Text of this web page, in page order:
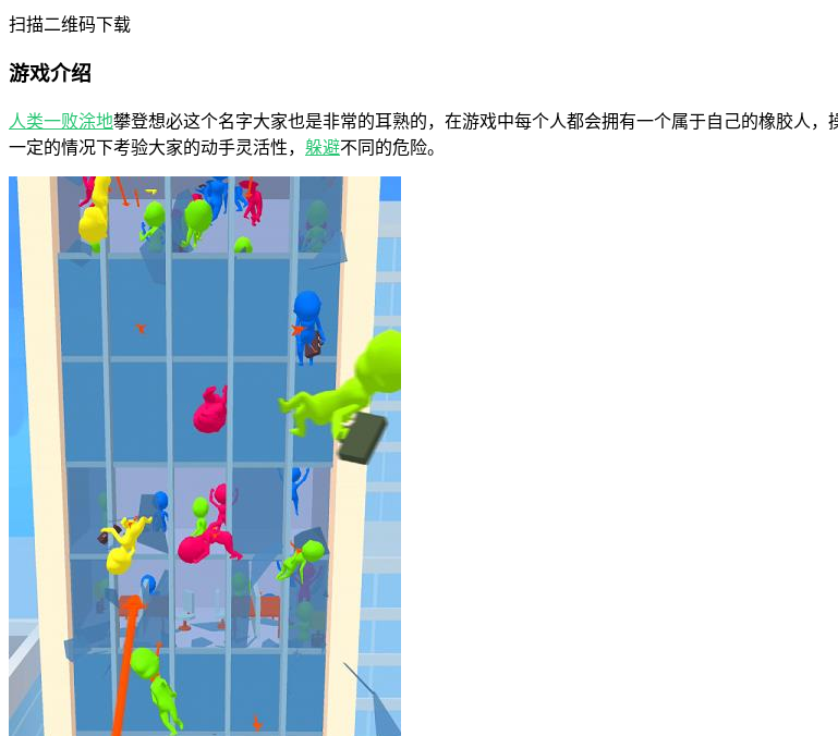
扫描二维码下载
游戏介绍
人类一败涂地攀登想必这个名字大家也是非常的耳熟的，在游戏中每个人都会拥有一个属于自己的橡胶人
一定的情况下考验大家的动手灵活性， 躲避不同的危险。